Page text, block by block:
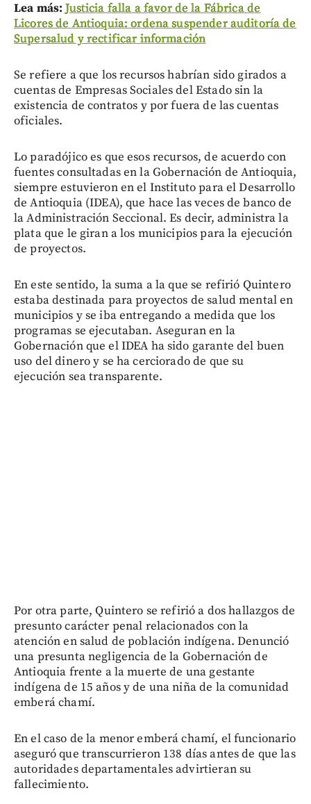
Lea más:Justicia falla a favor de la Fábrica de
Licores de Antioquia: ordena suspender auditoría de
Supersalud y rectificar información
Se refiere a que los recursos habrían sido girados a
cuentas de Empresas Sociales del Estado sin la
existencia de contratos y por fuera de las cuentas
oficiales.
Lo paradójico es que esos recursos, de acuerdo con
fuentes consultadas en la Gobernación de Antioquia,
siempre estuvieron en el Instituto para el Desarrollo
de Antioquia (IDEA), que hace las veces de banco de
la Administración Seccional. Es decir, administra la
plata que le giran a los municipios para la ejecución
de proyectos.
En este sentido, la suma a la que se refirió Quintero
estaba destinada para proyectos de salud mental en
municipios y se iba entregando a medida que los
programas se ejecutaban. Aseguran en la
Gobernación que el IDEA ha sido garante del buen
uso del dinero y se ha cerciorado de que su
ejecución sea transparente.
Por otra parte, Quintero se refirió a dos hallazgos de
presunto carácter penal relacionados con la
atención en salud de población indígena. Denunció
una presunta negligencia de la Gobernación de
Antioquia frente a la muerte de una gestante
indígena de 15 años y de una niña de la comunidad
emberá chamí.
En el caso de la menor emberá chamí, el funcionario
aseguró que transcurrieron 138 días antes de que las
autoridades departamentales advirtieran su
fallecimiento.